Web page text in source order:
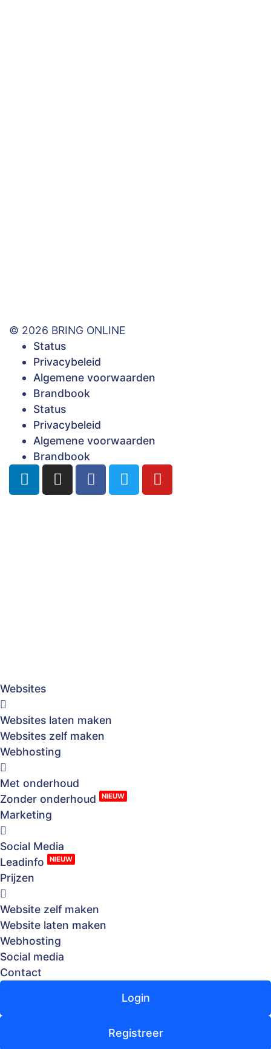
© 2026 BRING ONLINE
Status
Privacybeleid
Algemene voorwaarden
Brandbook
Status
Privacybeleid
Algemene voorwaarden
Brandbook
Websites
Websites laten maken
Websites zelf maken
Webhosting
Met onderhoud
Zonder onderhoud
NIEUW
Marketing
Social Media
Leadinfo
NIEUW
Prijzen
Website zelf maken
Website laten maken
Webhosting
Social media
Contact
Login
Registreer